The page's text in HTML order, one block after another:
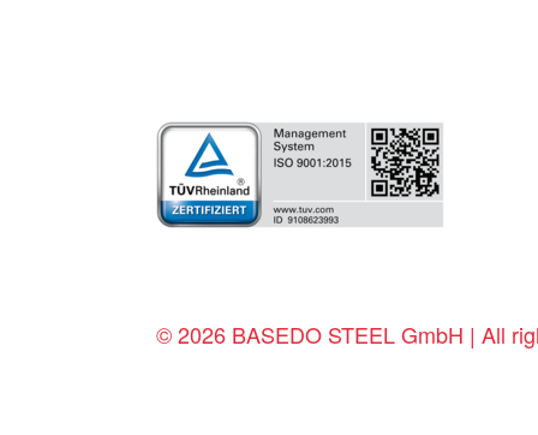
© 2026 BASEDO STEEL GmbH | All